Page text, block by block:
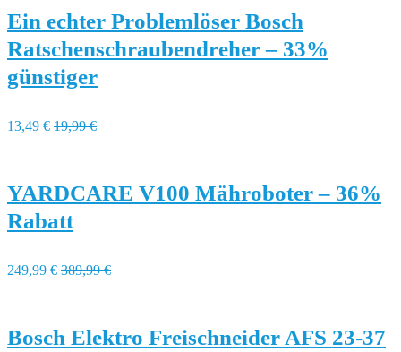
Ein echter Problemlöser Bosch
Ratschenschraubendreher – 33%
günstiger
13,49 € 19,99 €
YARDCARE V100 Mähroboter – 36%
Rabatt
249,99 € 389,99 €
Bosch Elektro Freischneider AFS 23-37